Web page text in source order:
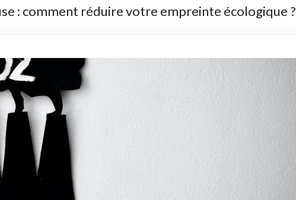
: comment réduire votre empreinte écologique ?